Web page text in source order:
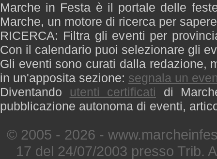
Marche in Festa è il portale delle
Marche, un motore di ricerca per
RICERCA: Filtra gli eventi per
Con il calendario puoi selezionare gli
Gli eventi sono curati dalla redazione,
in un'apposita sezione: segnala un
Diventando utenti certificati di
pubblicazione autonoma di eventi,
© 2005 - 2026 -
17 del 24/07/2003 presso Trib.